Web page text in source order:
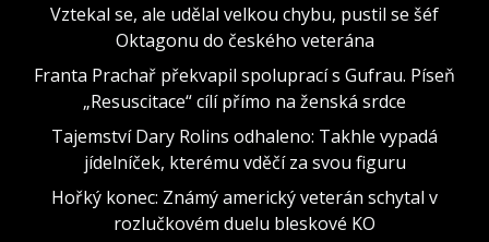
Vztekal se, ale udělal velkou chybu, pustil se šéf
Oktagonu do českého veterána
Franta Prachař překvapil spoluprací s Gufrau. Píseň
„Resuscitace“ cílí přímo na ženská srdce
Tajemství Dary Rolins odhaleno: Takhle vypadá
jídelníček, kterému vděčí za svou figuru
Hořký konec: Známý americký veterán schytal v
rozlučkovém duelu bleskové KO